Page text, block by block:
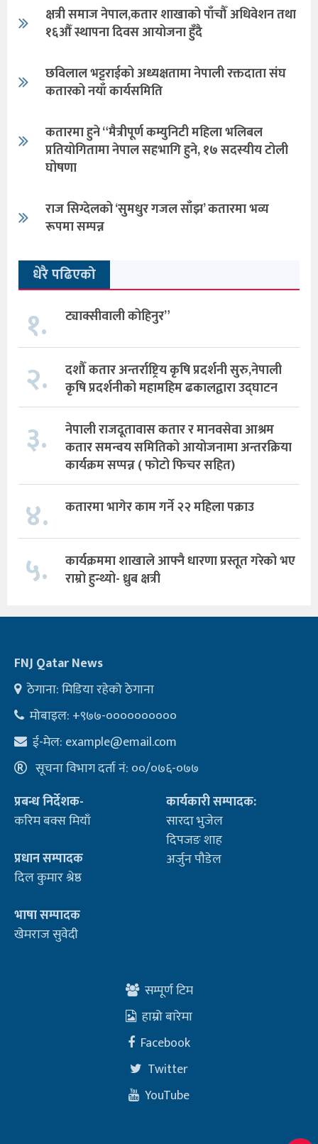
क्षत्री समाज नेपाल,कतार शाखाको पाँचौँ अधिवेशन तथा
१६औँ स्थापना दिवस आयोजना हुँदै
छविलाल भट्टराईको अध्यक्षतामा नेपाली रक्तदाता संघ
कतारको नयाँ कार्यसमिति
कतारमा हुने “मैत्रीपूर्ण कम्युनिटी महिला भलिबल
प्रतियोगितामा नेपाल सहभागि हुने, १७ सदस्यीय टोली
घोषणा
राज सिग्देलको ‘सुमधुर गजल साँझ’ कतारमा भव्य
रूपमा सम्पन्न
धेरै पढिएको
१. ट्याक्सीवाली कोहिनुर”
२.
दशौँ कतार अन्तर्राष्ट्रिय कृषि प्रदर्शनी सुरु,नेपाली
कृषि प्रदर्शनीको महामहिम ढकालद्वारा उद्घाटन
३.
नेपाली राजदूतावास कतार र मानवसेवा आश्रम
कतार समन्वय समितिको आयोजनामा अन्तरक्रिया
कार्यक्रम सप्पन्न ( फोटो फिचर सहित)
४. कतारमा भागेर काम गर्ने २२ महिला पक्राउ
५.
कार्यक्रममा शाखाले आफ्नै धारणा प्रस्तूत गरेको भए
राम्रो हुन्थ्यो- ध्रुब क्षत्री
FNJ Qatar News
ठेगाना: मिडिया रहेको ठेगाना
मोबाइल: +९७७-००००००००००
ई-मेल: example@email.com
सूचना विभाग दर्ता नं: ००/०७६-०७७
प्रबन्ध निर्देशक-
करिम बक्स मियाँ
प्रधान सम्पादक
दिल कुमार श्रेष्ठ
भाषा सम्पादक
खेमराज सुवेदी
कार्यकारी सम्पादक:
सारदा भुजेल
दिपजङ शाह
अर्जुन पौडेल
सम्पूर्ण टिम
हाम्रो बारेमा
Facebook
Twitter
YouTube